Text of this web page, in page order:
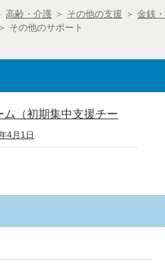
高齢・介護 ＞ その他の支援 ＞ 金銭・
＞ その他のサポート
（初期集中支援チー
4月1日